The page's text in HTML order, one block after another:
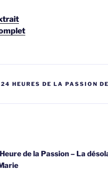
HEURES DE LA PASSION
de la Passion – La